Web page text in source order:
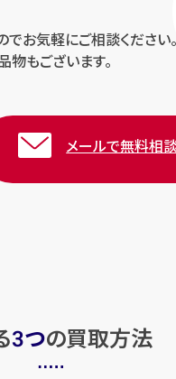
お気軽にご相談ください。
もございます。
メールで無料相
3つの買取方法